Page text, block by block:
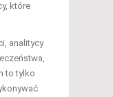
które
analitycy
to tylko